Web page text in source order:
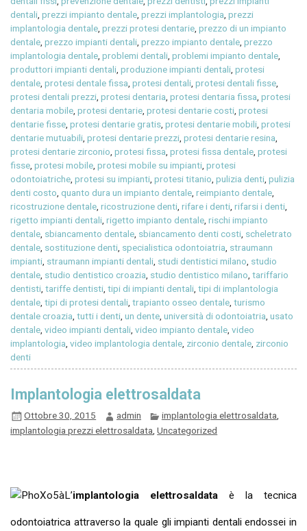
dentali ,prezzi impianto dentale ,prezzi implantologia ,prezzi
implantologia dentale ,prezzi protesi dentarie ,prezzo di un impianto
dentale ,prezzo impianti dentali ,prezzo impianto dentale ,prezzo
implantologia dentale ,problemi dentali ,problemi impianto dentale
produttori impianti dentali ,produzione impianti dentali ,protesi
dentale ,protesi dentale fissa ,protesi dentali ,protesi dentali fisse
protesi dentali prezzi ,protesi dentaria ,protesi dentaria fissa ,protesi
dentaria mobile ,protesi dentarie ,protesi dentarie costi ,protesi
dentarie fisse ,protesi dentarie gratis ,protesi dentarie mobili ,protesi
dentarie mutuabili ,protesi dentarie prezzi ,protesi dentarie resina
protesi dentarie zirconio ,protesi fissa ,protesi fissa dentale ,protesi
fisse ,protesi mobile ,protesi mobile su impianti ,protesi
odontoiatriche ,protesi su impianti ,protesi titanio ,pulizia denti ,pulizia
denti costo ,quanto dura un impianto dentale ,reimpianto dentale
ricostruzione dentale ,ricostruzione denti ,rifare i denti ,rifarsi i denti
rigetto impianti dentali ,rigetto impianto dentale ,rischi impianto
dentale sbiancamento dentale sbiancamento denti costi scheletrato
dentale sostituzione denti specialistica odontoiatria straumann
impianti straumann impianti dentali studi dentistici milano studio
dentale studio dentistico croazia studio dentistico milano ,tariffario
dentisti ,tariffe dentisti ,tipi di impianti dentali ,tipi di implantologia
dentale ,tipi di protesi dentali ,trapianto osseo dentale ,turismo
dentale croazia ,tutti i denti ,un dente ,università di odontoiatria ,usato
dentale ,video impianti dentali ,video impianto dentale ,video
implantologia ,video implantologia dentale zirconio dentale zirconio
denti
Implantologia elettrosaldata
Ottobre 30, 2015 admin implantologia elettrosaldata,
implantologia prezzi elettrosaldata ,Uncategorized
L’implantologia elettrosaldata è la tecnica
odontoiatrica attraverso la quale gli impianti dentali endossei in